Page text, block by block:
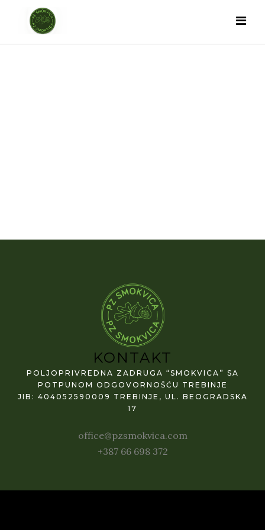
KONTAKT
POLJOPRIVREDNA ZADRUGA “SMOKVICA” SA
POTPUNOM ODGOVORNOŠĆU TREBINJE
JIB: 404052590009 TREBINJE, UL. BEOGRADSKA
17
office@pzsmokvica.com
+387 66 698 372